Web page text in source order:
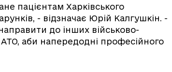
пацієнтам Харківського
- відзначає Юрій Калгушкін. -
до інших військово-
аби напередодні професійного